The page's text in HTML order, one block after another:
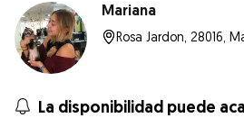
Mariana
Rosa Jardon, 28016,
La disponibilidad puede